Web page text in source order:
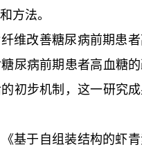
方法。
维改善糖尿病前期患
尿病前期患者高血糖
初步机制，这一研究
基于自组装结构的虾